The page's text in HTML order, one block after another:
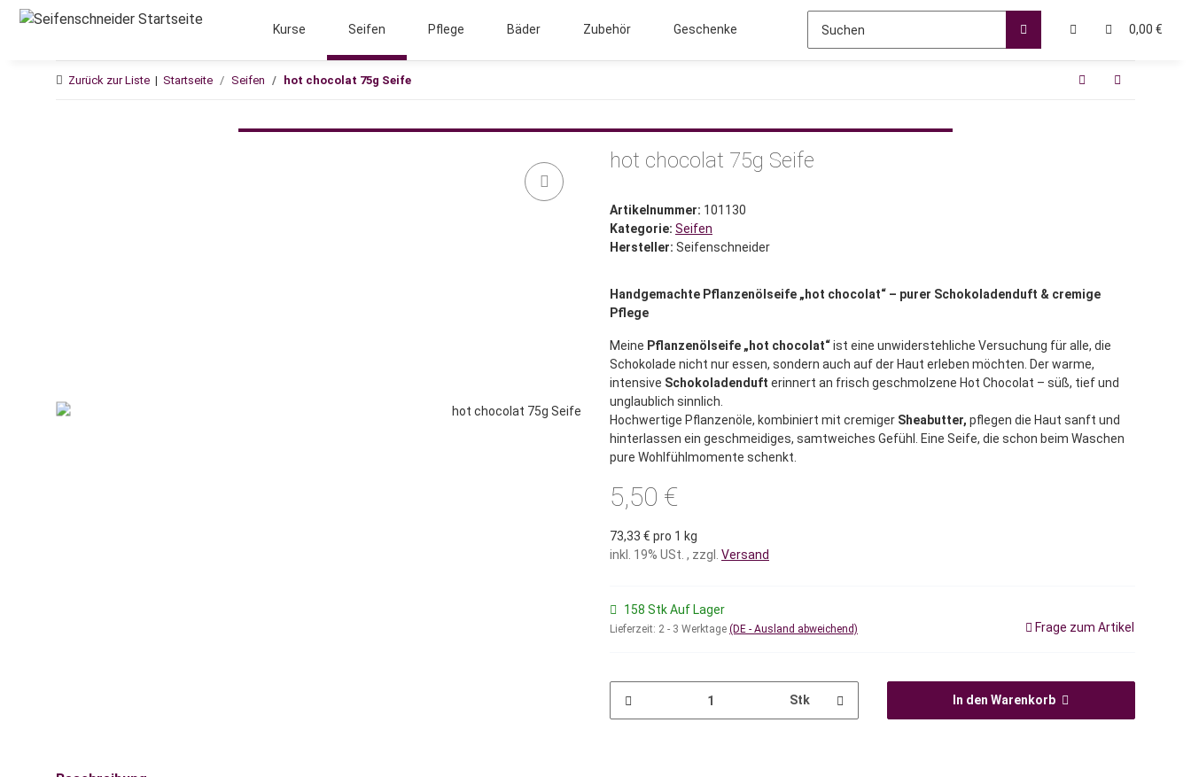
0,00 €
Kurse Seifen Pflege Bäder Zubehör Geschenke
Zurück zur Liste Startseite Seifen hot chocolat 75g Seife
hot chocolat 75g Seife
Artikelnummer: 101130
Kategorie: Seifen
Hersteller: Seifenschneider
Handgemachte Pflanzenölseife „hot chocolat“ – purer Schokoladenduft & cremige
Pflege
Meine Pflanzenölseife „hot chocolat“ist eine unwiderstehliche Versuchung für alle, die
Schokolade nicht nur essen, sondern auch auf der Haut erleben möchten. Der warme,
intensive Schokoladenduft erinnert an frisch geschmolzene Hot Chocolat – süß, tief und
unglaublich sinnlich.
Hochwertige Pflanzenöle, kombiniert mit cremiger Sheabutter, pflegen die Haut sanft und
hinterlassen ein geschmeidiges, samtweiches Gefühl. Eine Seife, die schon beim Waschen
pure Wohlfühlmomente schenkt.
5,50 €
73,33 € pro 1 kg
inkl. 19% USt. , zzgl. Versand
158 Stk Auf Lager
Lieferzeit: 2 - 3 Werktage (DE - Ausland abweichend) Frage zum Artikel
Stk In den Warenkorb
weitere Registerkarten anzeigen